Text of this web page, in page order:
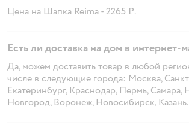
Цена на Шапка Reima - 2265 ₽.
Есть ли доставка на дом в интернет-
Да, можем доставить товар в любой
числе в следующие города: Москва,
Екатеринбург, Краснодар, Пермь, Самара,
Новгород, Воронеж, Новосибирск, Казань.